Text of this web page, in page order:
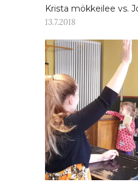
Krista mökkeilee vs.
13.7.2018